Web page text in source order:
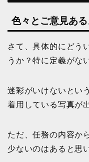
色々とご意見あ
さて、具体的にどう
うか？特に定義がな
迷彩がいけないとい
着用している写真が
ただ、任務の内容か
少ないのはあると思